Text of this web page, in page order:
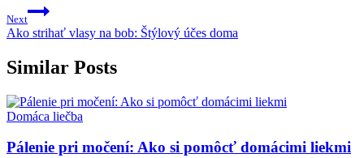
Next
Ako strihať vlasy na bob: Štýlový účes doma
Similar Posts
Domáca liečba
Pálenie pri močení: Ako si pomôcť domácimi liekmi